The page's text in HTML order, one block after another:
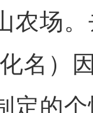
农场
名）
定的